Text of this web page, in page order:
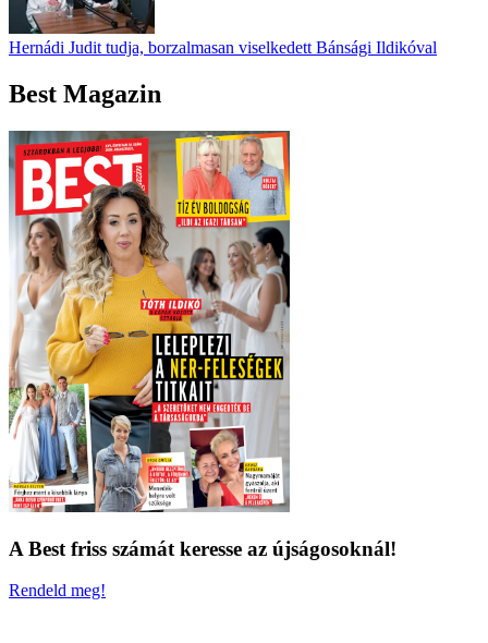
Hernádi Judit tudja, borzalmasan viselkedett Bánsági Ildikóval
Best Magazin
A Best friss számát keresse az újságosoknál!
Rendeld meg!